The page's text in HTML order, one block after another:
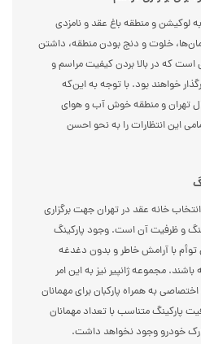
لوکیشن و منطقه باغ عقد و نامزدی
خلوت و دنج بودن منطقه، داشتن
است که در بالا بردن کیفیت مراسم و
خواهند بود. با توجه به این‌که
تهران و منطقه خوش آب و هوای
این انتظارات را به نحو احسن
انتخاب خانه عقد در تهران جهت برگزاری
و ظرفیت آن است. وجود پارکینگ
با آرامش خاطر و بدون دغدغه
مجموعه ژانپیر نیز به این امر
به همراه پارکبان برای مهمانان
پارکینگ متناسب با تعداد مهمانان
پارک خودرو وجود نخواهد داشت.